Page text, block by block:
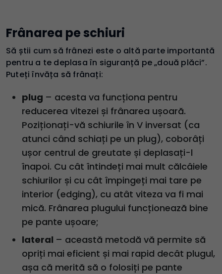
Frânarea pe schiuri
Să știi cum să frânezi este o altă parte importantă
pentru a te deplasa în siguranță pe „două plăci”.
Puteți învăța să frânați:
plug – acesta va funcționa pentru
reducerea vitezei și frânarea ușoară.
Poziționați-vă schiurile în V inversat (ca
atunci când schiați pe un plug), coborâți
ușor centrul de greutate și deplasați-l
înapoi. Cu cât întindeți mai mult călcâiele
schiurilor și cu cât împingeți mai tare pe
interior (edging), cu atât viteza va fi mai
mică. Frânarea plugului funcționează bine
pe pante ușoare;
lateral – această metodă vă permite să
opriți mai eficient și mai rapid decât plugul,
așa că merită să o folosiți pe pante